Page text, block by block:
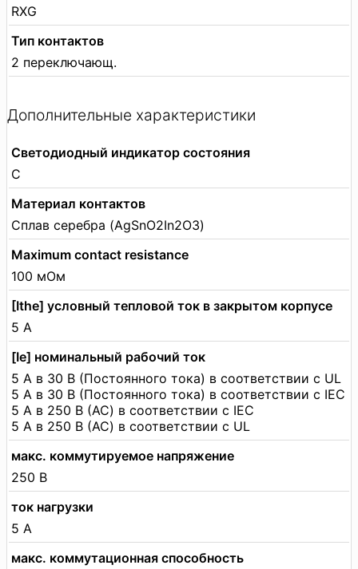
RXG
Тип контактов
2 переключающ.
Дополнительные характеристики
Светодиодный индикатор состояния
С
Материал контактов
Сплав серебра (AgSnO2In2O3)
Maximum contact resistance
100 мОм
[Ithe] условный тепловой ток в закрытом корпусе
5 А
[Ie] номинальный рабочий ток
5 А в 30 В (Постоянного тока) в соответствии с UL
5 А в 30 В (Постоянного тока) в соответствии с IEC
5 А в 250 В (AC) в соответствии с IEC
5 А в 250 В (AC) в соответствии с UL
макс. коммутируемое напряжение
250 В
ток нагрузки
5 А
макс. коммутационная способность